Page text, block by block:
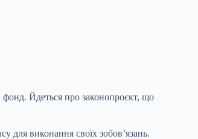
фонд. Йдеться про законопроєкт, що
виконання своїх зобов’язань.